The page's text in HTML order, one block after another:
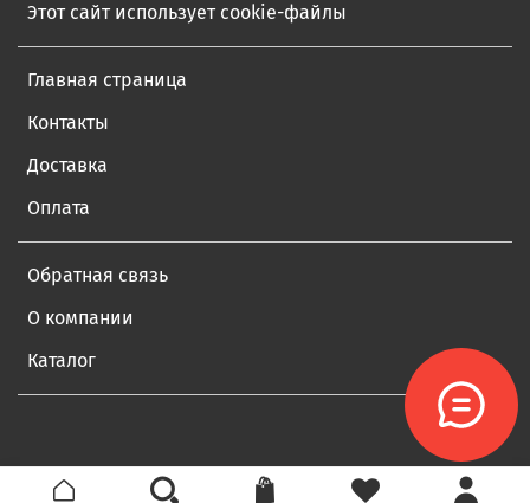
Этот сайт использует cookie-файлы
Главная страница
Контакты
Доставка
Оплата
Обратная связь
О компании
Каталог